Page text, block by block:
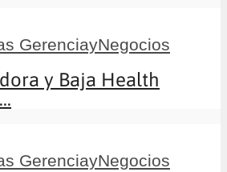
GerenciayNegocios
y Baja Health
GerenciayNegocios